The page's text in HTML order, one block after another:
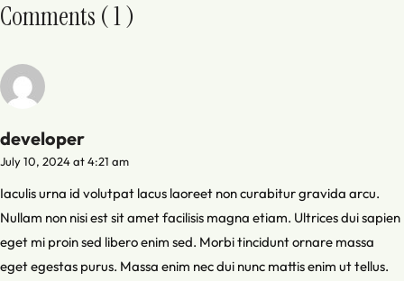
Comments ( 1 )
developer
July 10, 2024 at 4:21 am
Iaculis urna id volutpat lacus laoreet non curabitur gravida arcu.
Nullam non nisi est sit amet facilisis magna etiam. Ultrices dui sapien
eget mi proin sed libero enim sed. Morbi tincidunt ornare massa
eget egestas purus. Massa enim nec dui nunc mattis enim ut tellus.